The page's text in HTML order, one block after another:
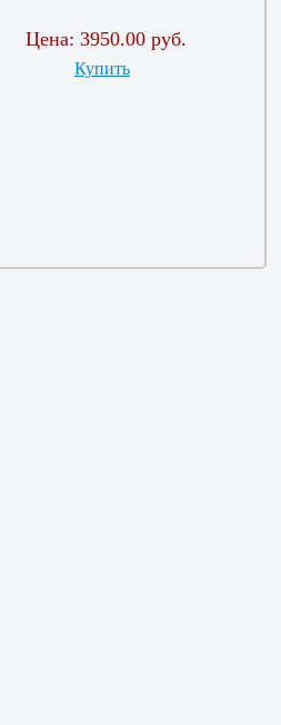
Цена:3950.00 руб.
Купить